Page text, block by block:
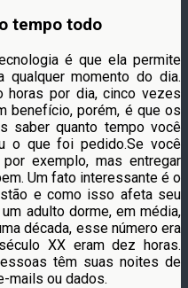
tempo todo
é que ela permite
momento do dia.
horas por dia, cinco vezes
benefício, porém, é que os
saber quanto tempo você
o que foi pedido.Se você
exemplo, mas entregar
Um fato interessante é o
e como isso afeta seu
adulto dorme, em média,
década, esse número era
XX eram dez horas.
têm suas noites de
mails ou dados.